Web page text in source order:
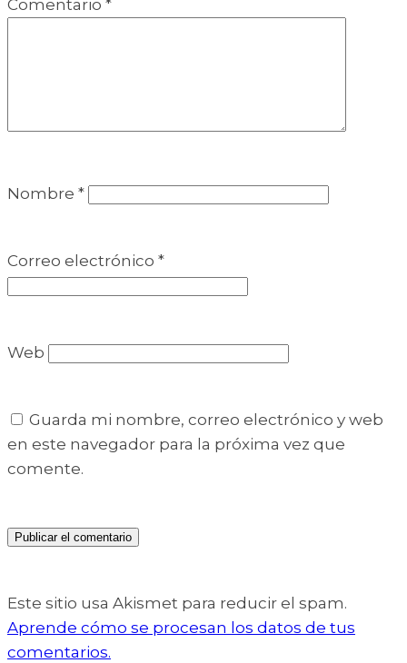
Comentario *
Nombre *
Correo electrónico *
Web
Guarda mi nombre, correo electrónico y web
en este navegador para la próxima vez que
comente.
Este sitio usa Akismet para reducir el spam.
Aprende cómo se procesan los datos de tus
comentarios.